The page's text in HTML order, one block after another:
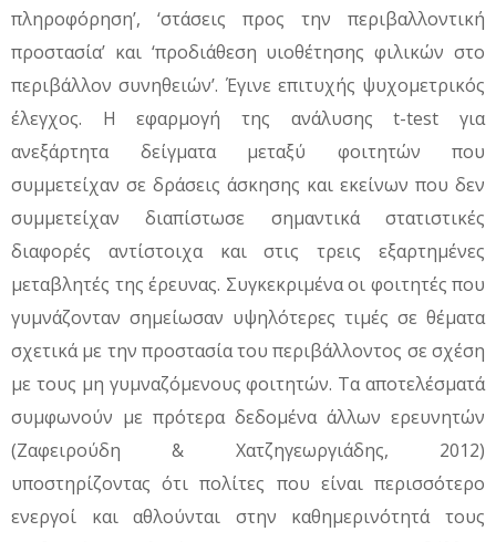
πληροφόρηση’, ‘στάσεις προς την περιβαλλοντική
προστασία’ και ‘προδιάθεση υιοθέτησης φιλικών στο
περιβάλλον συνηθειών’. Έγινε επιτυχής ψυχομετρικός
έλεγχος. Η εφαρμογή της ανάλυσης t-test για
ανεξάρτητα δείγματα μεταξύ φοιτητών που
συμμετείχαν σε δράσεις άσκησης και εκείνων που δεν
συμμετείχαν διαπίστωσε σημαντικά στατιστικές
διαφορές αντίστοιχα και στις τρεις εξαρτημένες
μεταβλητές της έρευνας. Συγκεκριμένα οι φοιτητές που
γυμνάζονταν σημείωσαν υψηλότερες τιμές σε θέματα
σχετικά με την προστασία του περιβάλλοντος σε σχέση
με τους μη γυμναζόμενους φοιτητών. Τα αποτελέσματά
συμφωνούν με πρότερα δεδομένα άλλων ερευνητών
(Ζαφειρούδη & Χατζηγεωργιάδης, 2012)
υποστηρίζοντας ότι πολίτες που είναι περισσότερο
ενεργοί και αθλούνται στην καθημερινότητά τους